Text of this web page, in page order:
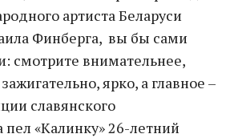
артиста Беларуси
Финберга, вы бы сами
смотрите внимательнее,
ярко, а главное –
славянского
пел «Калинку» 26-летний